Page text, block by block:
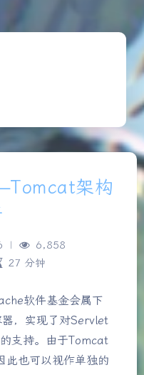
架构
|
6,858
27 分钟
软件基金会属下
，实现了对Servlet
支持。由于Tomcat
此也可以视作单独的